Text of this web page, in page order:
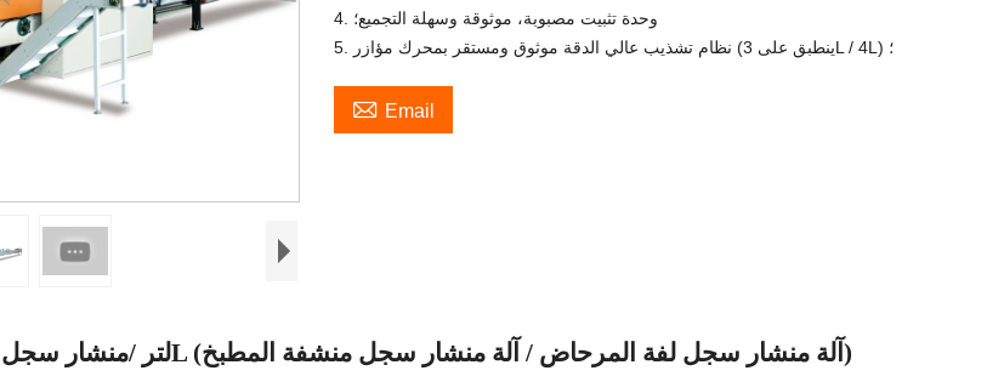
4. وحدة تثبيت مصبوبة، موثوقة وسهلة التجميع؛
5. نظام تشذيب عالي الدقة موثوق ومستقر بمحرك مؤازر (ينطبق على 3L / 4L) ؛
 Email
3 لتر / منشار سجل 4L (آلة منشار سجل لفة المرحاض / آلة منشار سجل منشفة المطبخ)